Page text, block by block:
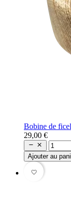
Bobine de
29,00 €
 
Ajouter au
favorite_border